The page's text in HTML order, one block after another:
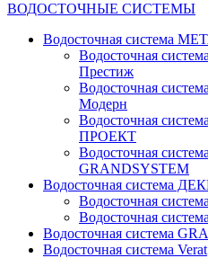
ВОДОСТОЧНЫЕ СИСТЕМЫ
Водосточная система
Водосточная
Престиж
Водосточная
Модерн
Водосточная
ПРОЕКТ
Водосточная
GRANDSYSTEM
Водосточная система
Водосточная
Водосточная
Водосточная система
Водосточная система Verat